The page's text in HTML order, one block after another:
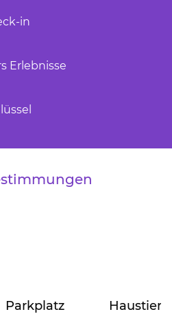
in
Erlebnisse
Parkplatz Haustiere